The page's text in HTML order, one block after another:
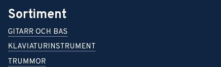
Sortiment
GITARR OCH BAS
KLAVIATURINSTRUMENT
TRUMMOR